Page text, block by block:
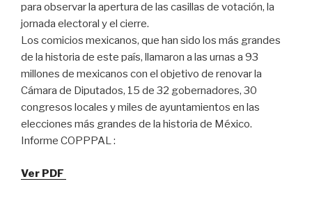
para observar la apertura de las casillas de votación, la
jornada electoral y el cierre.
Los comicios mexicanos, que han sido los más grandes
de la historia de este país, llamaron a las urnas a 93
millones de mexicanos con el objetivo de renovar la
Cámara de Diputados, 15 de 32 gobernadores, 30
congresos locales y miles de ayuntamientos en las
elecciones más grandes de la historia de México.
Informe COPPPAL :
Ver PDF